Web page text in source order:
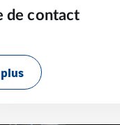
de contact